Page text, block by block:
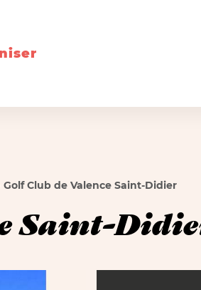
Golf Club de Valence Saint-Didier
Saint-